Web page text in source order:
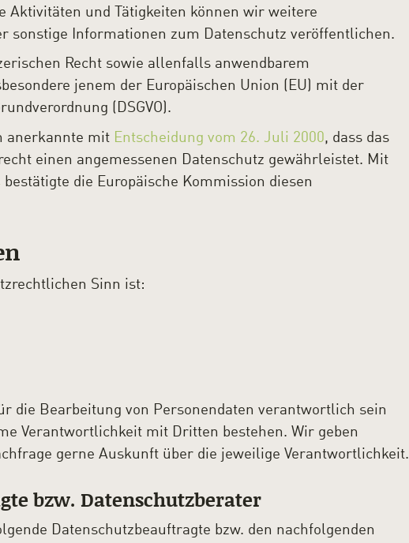
Aktivitäten und Tätigkeiten können wir weitere
sonstige Informationen zum Datenschutz veröffentlichen.
Recht sowie allenfalls anwendbarem
jenem der Europäischen Union (EU) mit der
(DSGVO).
anerkannte mit Entscheidung vom 26. Juli 2000, dass das
einen angemessenen Datenschutz gewährleistet. Mit
bestätigte die Europäische Kommission diesen
Sinn ist:
die Bearbeitung von Personendaten verantwortlich sein
Verantwortlichkeit mit Dritten bestehen. Wir geben
gerne Auskunft über die jeweilige Verantwortlichkeit.
bzw. Datenschutzberater
Datenschutzbeauftragte bzw. den nachfolgenden